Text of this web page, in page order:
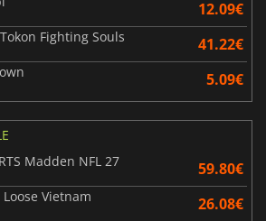
12.09€
Fighting Souls 41.22€
5.09€
Madden NFL 27
59.80€
Vietnam 26.08€